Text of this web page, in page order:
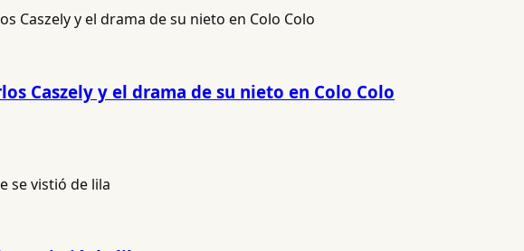
Caszely y el drama de su nieto en Colo Colo